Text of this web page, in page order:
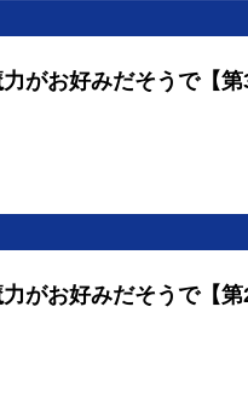
がお好みだそうで【第3
がお好みだそうで【第2